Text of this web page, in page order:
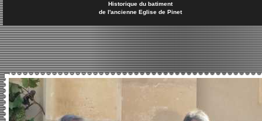
Historique du batiment
de l'ancienne Eglise de Pinet